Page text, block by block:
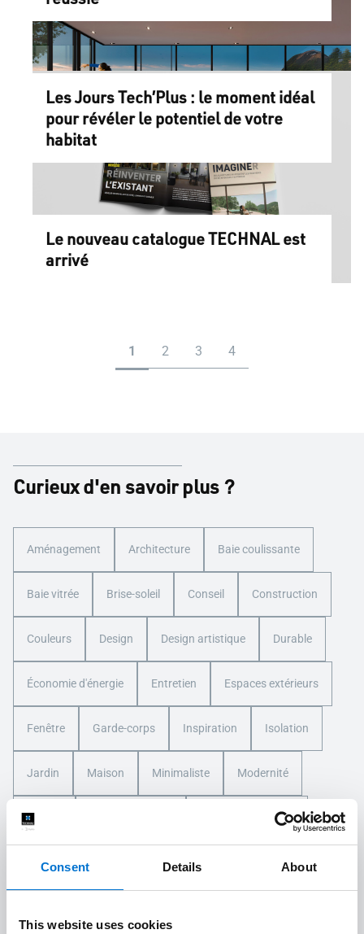
Consent Details About
This website uses cookies
Les Jours Tech’Plus : le moment idéal
pour révéler le potentiel de votre
habitat
Le nouveau catalogue TECHNAL est
arrivé
Curieux d'en savoir plus ?
Aménagement Architecture Baie coulissante
Baie vitrée Brise-soleil Conseil Construction
Couleurs Design Design artistique Durable
Économie d'énergie Entretien Espaces extérieurs
Fenêtre Garde-corps Inspiration Isolation
Jardin Maison Minimaliste Modernité
Nature Portails et clôtures
Porte Renovation Rénovation Véranda